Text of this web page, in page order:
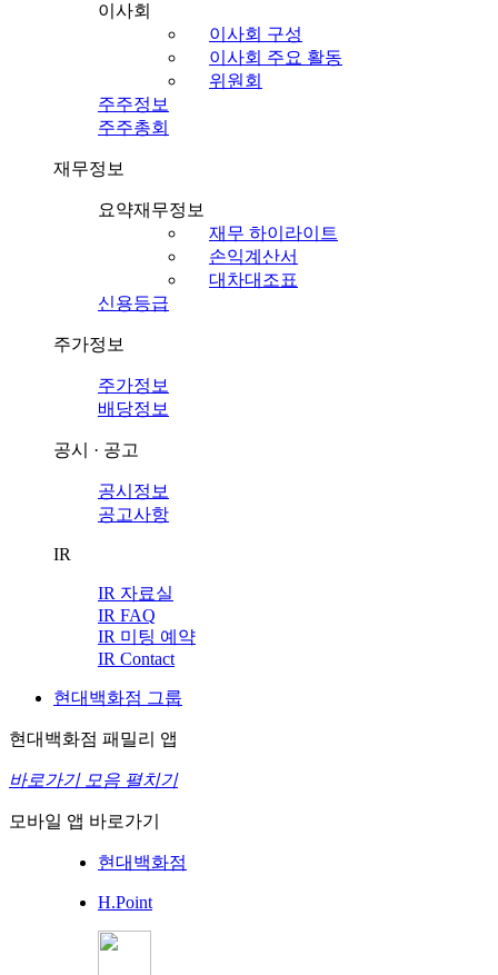
이사회
이사회 구성
이사회 주요 활동
위원회
주주정보
주주총회
재무정보
요약재무정보
재무 하이라이트
손익계산서
대차대조표
신용등급
주가정보
주가정보
배당정보
공시 · 공고
공시정보
공고사항
IR
IR 자료실
IR FAQ
IR 미팅 예약
IR Contact
현대백화점 그룹
현대백화점 패밀리 앱
바로가기 모음 펼치기
모바일 앱 바로가기
현대백화점
H.Point